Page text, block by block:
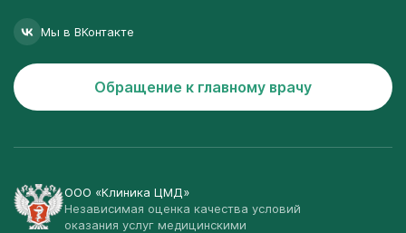
Мы в ВКонтакте
Обращение к главному врачу
ООО «Клиника ЦМД»
Независимая оценка качества условий
оказания услуг медицинскими